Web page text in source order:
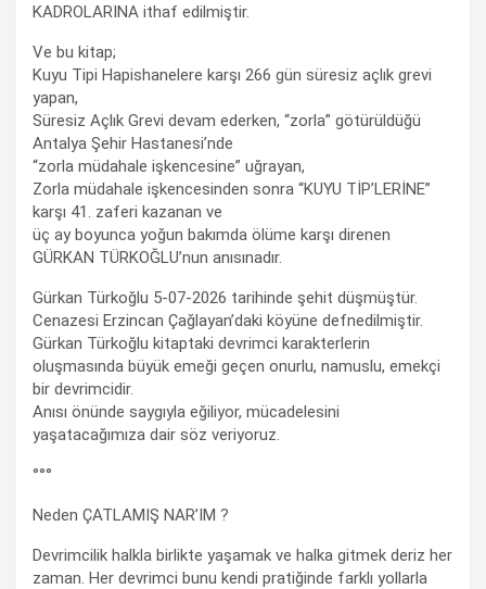
KADROLARINA ithaf edilmiştir.
Ve bu kitap;
Kuyu Tipi Hapishanelere karşı 266 gün süresiz açlık grevi
yapan,
Süresiz Açlık Grevi devam ederken, “zorla” götürüldüğü
Antalya Şehir Hastanesi’nde
“zorla müdahale işkencesine” uğrayan,
Zorla müdahale işkencesinden sonra “KUYU TİP’LERİNE”
karşı 41. zaferi kazanan ve
üç ay boyunca yoğun bakımda ölüme karşı direnen
GÜRKAN TÜRKOĞLU’nun anısınadır.
Gürkan Türkoğlu 5-07-2026 tarihinde şehit düşmüştür.
Cenazesi Erzincan Çağlayan’daki köyüne defnedilmiştir.
Gürkan Türkoğlu kitaptaki devrimci karakterlerin
oluşmasında büyük emeği geçen onurlu, namuslu, emekçi
bir devrimcidir.
Anısı önünde saygıyla eğiliyor, mücadelesini
yaşatacağımıza dair söz veriyoruz.
°°°
Neden ÇATLAMIŞ NAR’IM ?
Devrimcilik halkla birlikte yaşamak ve halka gitmek deriz her
zaman. Her devrimci bunu kendi pratiğinde farklı yollarla